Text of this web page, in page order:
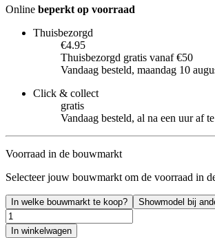
Online beperkt op voorraad
Thuisbezorgd
€4.95
Thuisbezorgd gratis vanaf €50
Vandaag besteld, maandag 10
Click & collect
gratis
Vandaag besteld, al na een uur af
Voorraad in de bouwmarkt
Selecteer jouw bouwmarkt om de voorraad in
In welke bouwmarkt te koop? Showmodel bij
In winkelwagen